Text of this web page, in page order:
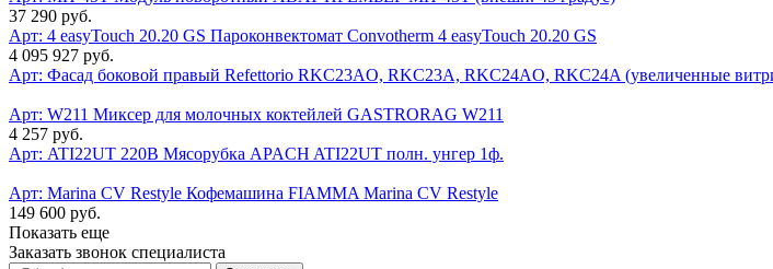
37 290 руб.
Арт: 4 easyTouch 20.20 GS Пароконвектомат Convotherm 4 easyTouch 20.20 GS
4 095 927 руб.
Арт: Фасад боковой правый Refettorio RKC23AО, RKC23A, RKC24AО, RKC24A (увеличенные
Арт: W211 Миксер для молочных коктейлей GASTRORAG W211
4 257 руб.
Арт: ATI22UT 220В Мясорубка APACH ATI22UT полн. унгер 1ф.
Арт: Marina CV Restyle Кофемашина FIAMMA Marina CV Restyle
149 600 руб.
Показать еще
Заказать звонок специалиста